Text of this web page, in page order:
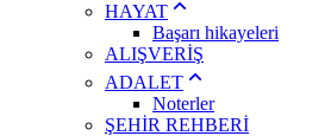
HAYAT
Başarı hikayeleri
ALIŞVERİŞ
ADALET
Noterler
ŞEHİR REHBERİ